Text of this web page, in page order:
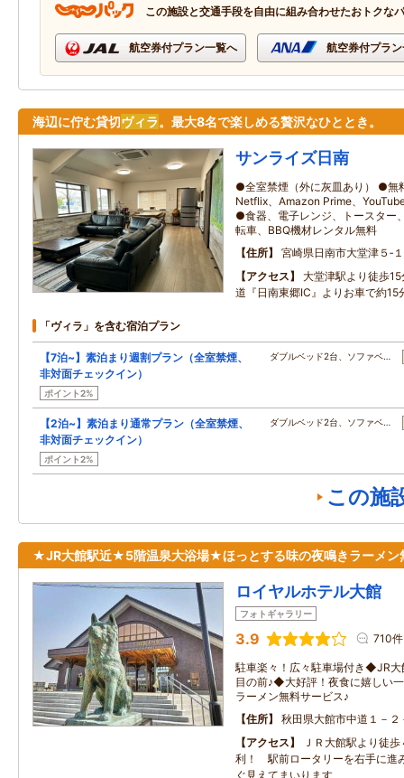
この施設と交通手段を自由に組み合わせたおトクな
航空券付プラン一覧へ 航空券付プラ
海辺に佇む貸切ヴィラ。最大8名で楽しめる贅沢なひととき。
サンライズ日南
●全室禁煙（外に灰皿あり） ●無
Netflix、Amazon Prime、
●食器、電子レンジ、トースター
転車、BBQ機材レンタル無料
住所
宮崎県日南市大堂津５‐
アクセス
大堂津駅より徒歩
道『日南東郷IC』よりお車で約15
「ヴィラ」を含む宿泊プラン
【7泊~】素泊まり週割プラン（全室禁煙、
非対面チェックイン）
ポイント2%
ダブルベッド2台、ソファベ…
【2泊~】素泊まり通常プラン（全室禁煙、
非対面チェックイン）
ポイント2%
ダブルベッド2台、ソファベ…
この施
★JR大館駅近★5階温泉大浴場★ほっとする味の夜鳴きラーメン
ロイヤルホテル大館
フォトギャラリー
3.9 710件
駐車楽々！広々駐車場付き◆JR
目の前♪◆大好評！夜食に嬉しい
ラーメン無料サービス♪
住所
秋田県大館市中道１－２
アクセス
ＪＲ大館駅より徒
利！ 駅前ロータリーを右手に進
ぐ見えてまいります